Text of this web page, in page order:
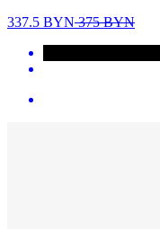
337.5 BYN375BYN